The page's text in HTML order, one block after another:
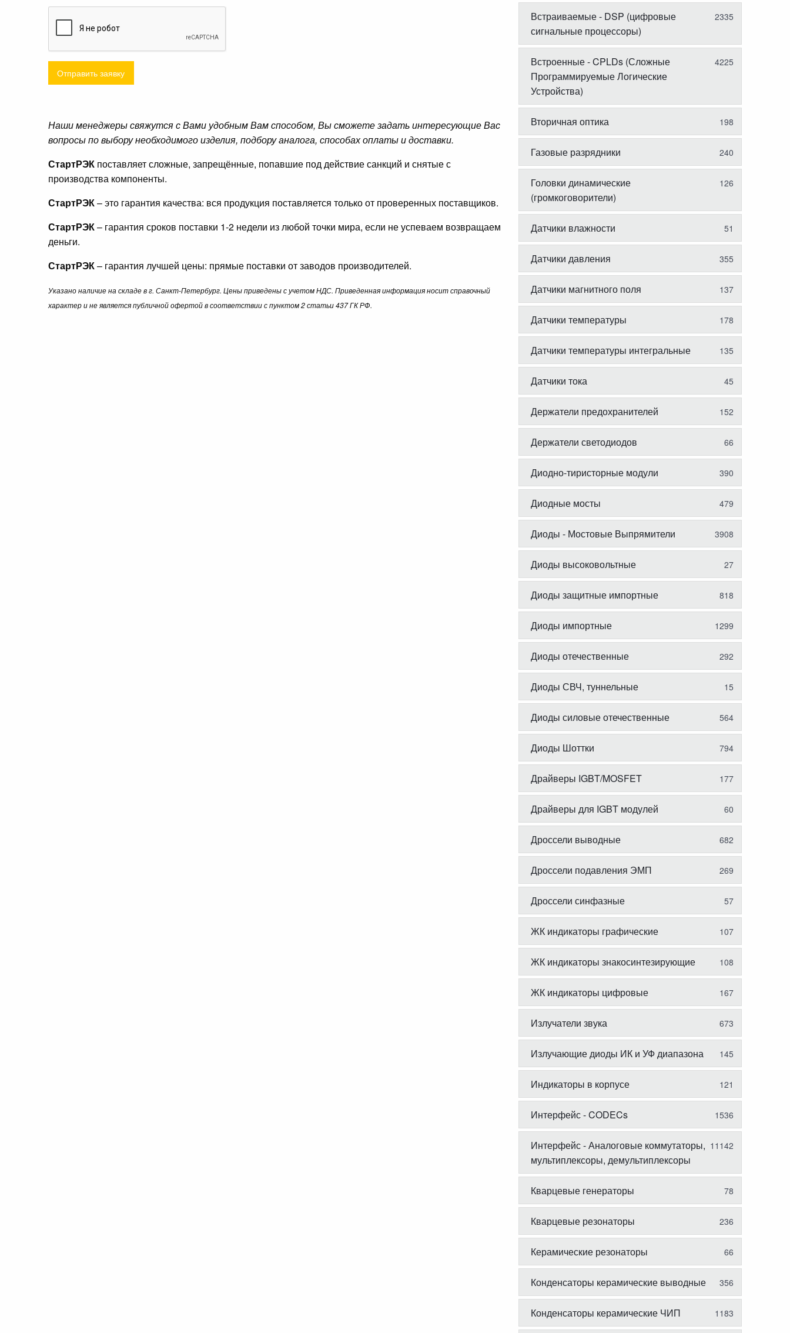
Отправить заявку
Наши менеджеры свяжутся с Вами удобным Вам способом, Вы сможете задать интересующие Вас
вопросы по выбору необходимого изделия, подбору аналога, способах оплаты и доставки.
СтартРЭК поставляет сложные, запрещённые, попавшие под действие санкций и снятые с
производства компоненты.
СтартРЭК– это гарантия качества: вся продукция поставляется только от проверенных поставщиков.
СтартРЭК– гарантия сроков поставки 1-2 недели из любой точки мира, если не успеваем возвращаем
деньги.
СтартРЭК– гарантия лучшей цены: прямые поставки от заводов производителей.
Указано наличие на складе в г. Санкт-Петербург. Цены приведены с учетом НДС. Приведенная информация носит справочный
характер и не является публичной офертой в соответствии с пунктом 2 статьи 437 ГК РФ.
Встраиваемые - DSP (цифровые
сигнальные процессоры)
2335
Встроенные - CPLDs (Сложные
Программируемые Логические
Устройства)
4225
Вторичная оптика 198
Газовые разрядники 240
Головки динамические
(громкоговорители)
126
Датчики влажности 51
Датчики давления 355
Датчики магнитного поля 137
Датчики температуры 178
Датчики температуры интегральные 135
Датчики тока 45
Держатели предохранителей 152
Держатели светодиодов 66
Диодно-тиристорные модули 390
Диодные мосты 479
Диоды - Мостовые Выпрямители 3908
Диоды высоковольтные 27
Диоды защитные импортные 818
Диоды импортные 1299
Диоды отечественные 292
Диоды СВЧ, туннельные 15
Диоды силовые отечественные 564
Диоды Шоттки 794
Драйверы IGBT/MOSFET 177
Драйверы для IGBT модулей 60
Дроссели выводные 682
Дроссели подавления ЭМП 269
Дроссели синфазные 57
ЖК индикаторы графические 107
ЖК индикаторы знакосинтезирующие 108
ЖК индикаторы цифровые 167
Излучатели звука 673
Излучающие диоды ИК и УФ диапазона 145
Индикаторы в корпусе 121
Интерфейс - CODECs 1536
Интерфейс - Аналоговые коммутаторы,
мультиплексоры, демультиплексоры
11142
Кварцевые генераторы 78
Кварцевые резонаторы 236
Керамические резонаторы 66
Конденсаторы керамические выводные 356
Конденсаторы керамические ЧИП 1183